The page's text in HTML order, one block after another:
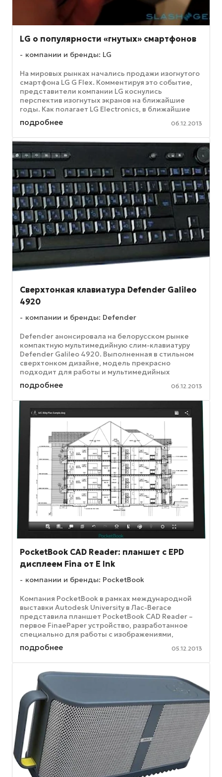
LG о популярности «гнутых» смартфонов
компании и бренды: LG
На мировых рынках начались продажи изогнутого
смартфона LG G Flex. Комментируя это событие,
представители компании LG коснулись
перспектив изогнутых экранов на ближайшие
годы. Как полагает LG Electronics, в ближайшие
несколько лет изогнутые ...
подробнее 06.12.2013
Сверхтонкая клавиатура Defender Galileo
4920
компании и бренды: Defender
Defender анонсировала на белорусском рынке
компактную мультимедийную слим-клавиатуру
Defender Galileo 4920. Выполненная в стильном
сверхтонком дизайне, модель прекрасно
подходит для работы и мультимедийных
развлечений. Defender Galileo 4920 имеет ...
подробнее 06.12.2013
PocketBook CAD Reader: планшет с EPD
дисплеем Fina от E Ink
компании и бренды: PocketBook
Компания PocketBook в рамках международной
выставки Autodesk University в Лас-Вегасе
представила планшет PocketBook CAD Reader –
первое FinaePaper устройство, разработанное
специально для работы с изображениями,
созданными с помощью Autocad от ...
подробнее 05.12.2013